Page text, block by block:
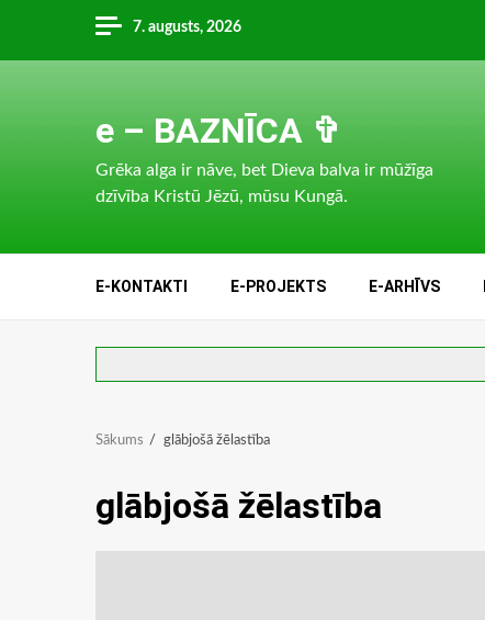
content
7. augusts, 2026
e – BAZNĪCA ✞
Grēka alga ir nāve, bet Dieva balva ir mūžīga
dzīvība Kristū Jēzū, mūsu Kungā.
E-KONTAKTI E-PROJEKTS E-ARHĪVS
Sākums glābjošā žēlastība
glābjošā žēlastība